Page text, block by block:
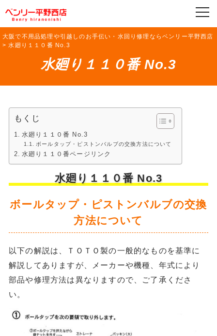
大阪で不用品処理や引越しのお手伝い・水回り修理ならベンリー平野西店
>水廻り１１０番 No.3
水廻り１１０番 No.3
もくじ
水廻り１１０番 No.3
ボールタップ・ピストンバルブの交換方法について
水廻り１１０番ページリンク
水廻り１１０番 No.3
ボールタップ・ピストンバルブの交換
方法について
以下の解説は、ＴＯＴＯ製の一般的なものを基準に
解説してありますが、メーカーや機種、年式により
部品や修理方法は異なりますので、ご了承くださ
い。